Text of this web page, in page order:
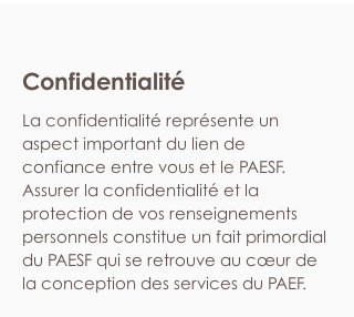
Confidentialité
La confidentialité représente un
aspect important du lien de
confiance entre vous et le PAESF.
Assurer la confidentialité et la
protection de vos renseignements
personnels constitue un fait primordial
du PAESF qui se retrouve au cœur de
la conception des services du PAEF.